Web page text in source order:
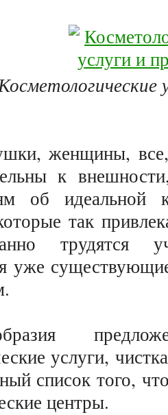
Косметологические
женщины,
к
об
так
трудятся
уже
услуги,
список того,
центры.